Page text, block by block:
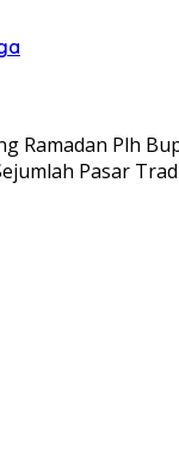
Ramadan Plh
Pasar